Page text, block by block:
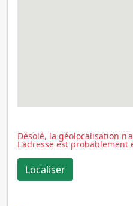
Désolé, la géolocalisation
L'adresse est